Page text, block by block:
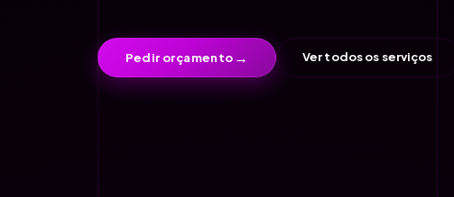
Pedir orçamento → Ver todos os serviços